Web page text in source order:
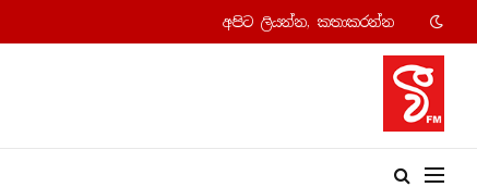
අපි​ට ලියන්න, කතාකරන්​න